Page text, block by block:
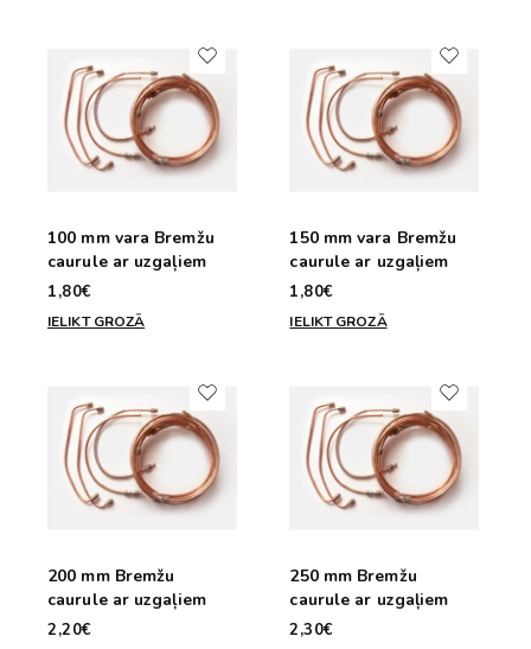
100 mm vara Bremžu
caurule ar uzgaļiem
1,80€
IELIKT GROZĀ
150 mm vara Bremžu
caurule ar uzgaļiem
1,80€
IELIKT GROZĀ
200 mm Bremžu
caurule ar uzgaļiem
2,20€
250 mm Bremžu
caurule ar uzgaļiem
2,30€